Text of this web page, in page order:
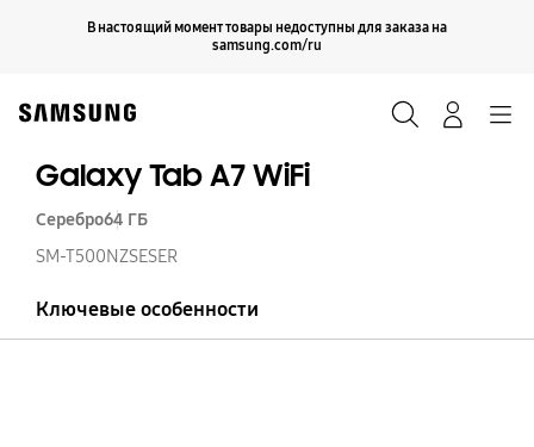
В настоящий момент товары недоступны для заказа на
samsung.com/ru
Продолжить
Galaxy Tab A7 WiFi
Серебро64 ГБ
SM-T500NZSESER
Ключевые особенности